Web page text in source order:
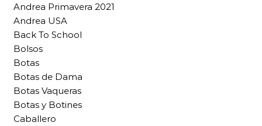
Andrea Primavera 2021
Andrea USA
Back To School
Bolsos
Botas
Botas de Dama
Botas Vaqueras
Botas y Botines
Caballero